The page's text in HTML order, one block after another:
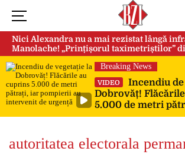
Nici Alexandra nu a mai rezistat lângă
Manolache! „Prințișorul taximetriștilor”
după doi ani de căsnicie
Breaking News
VIDEO
Incendiu
Dobrovăț!
5.000 de metri
pompierii au
autoritatea electorala